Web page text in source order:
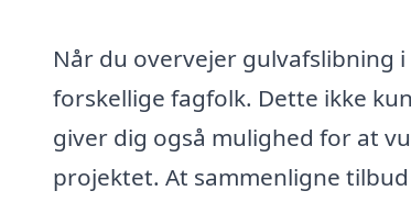
Når du overvejer gulvafslibning
forskellige fagfolk. Dette ikke
giver dig også mulighed for at
projektet. At sammenligne